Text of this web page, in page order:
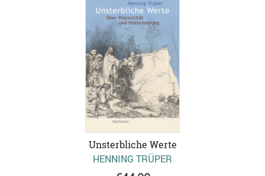
Unsterbliche Werte
HENNING TRÜPER